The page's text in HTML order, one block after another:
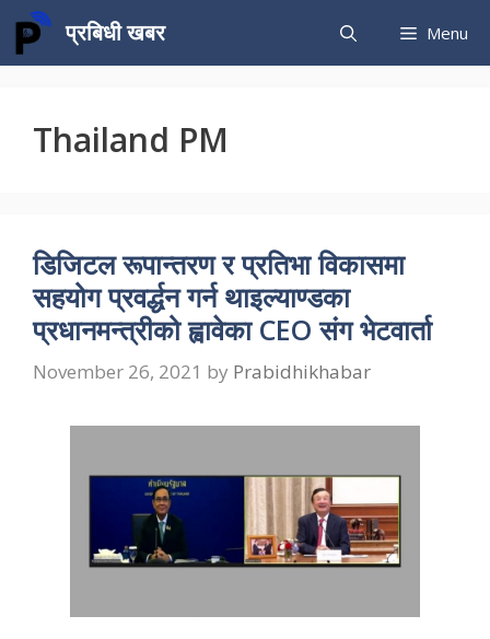
Skip
content
प्रबिधी खबर Menu
Thailand PM
डिजिटल रूपान्तरण र प्रतिभा विकासमा
सहयोग प्रवर्द्धन गर्न थाइल्याण्डका
प्रधानमन्त्रीको ह्वावेका CEO संग भेटवार्ता
November 26, 2021 by Prabidhikhabar